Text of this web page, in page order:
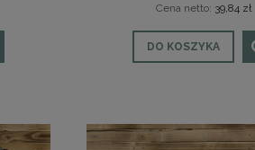
Cena netto: 39,84 zł
DO KOSZYKA